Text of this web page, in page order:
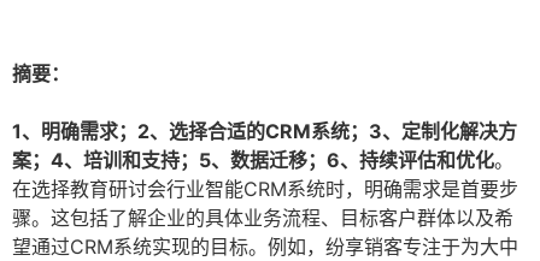
摘要：
1、明确需求；2、选择合适的CRM系统；3、定制化解决方
案；4、培训和支持；5、数据迁移；6、持续评估和优化。
在选择教育研讨会行业智能CRM系统时，明确需求是首要步
骤。这包括了解企业的具体业务流程、目标客户群体以及希
望通过CRM系统实现的目标。例如，纷享销客专注于为大中